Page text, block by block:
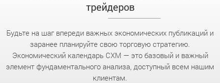
трейдеров
Будьте на шаг впереди важных экономических публикаций и
заранее планируйте свою торговую стратегию.
Экономический календарь CXM — это базовый и важный
элемент фундаментального анализа, доступный всем нашим
клиентам.